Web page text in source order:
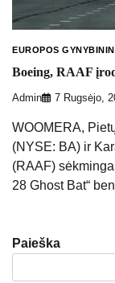
EUROPOS
Boeing, RAAF
Admin 7 Rugsėjo,
WOOMERA,
(NYSE: BA) ir
(RAAF)
28 Ghost Bat“
Paieška